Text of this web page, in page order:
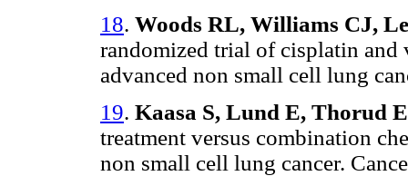
18. Woods RL, Williams CJ,
randomized trial of cisplatin and
advanced non small cell lung
19. Kaasa S, Lund E, Thorud
treatment versus combination
non small cell lung cancer.